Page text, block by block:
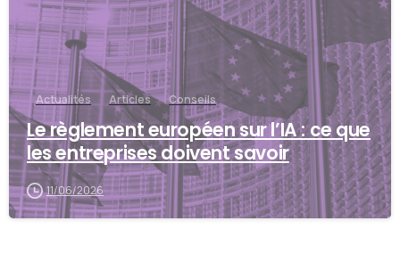
Actualités Articles Conseils
Le règlement européen sur l’IA : ce que
les entreprises doivent savoir
11/06/2026